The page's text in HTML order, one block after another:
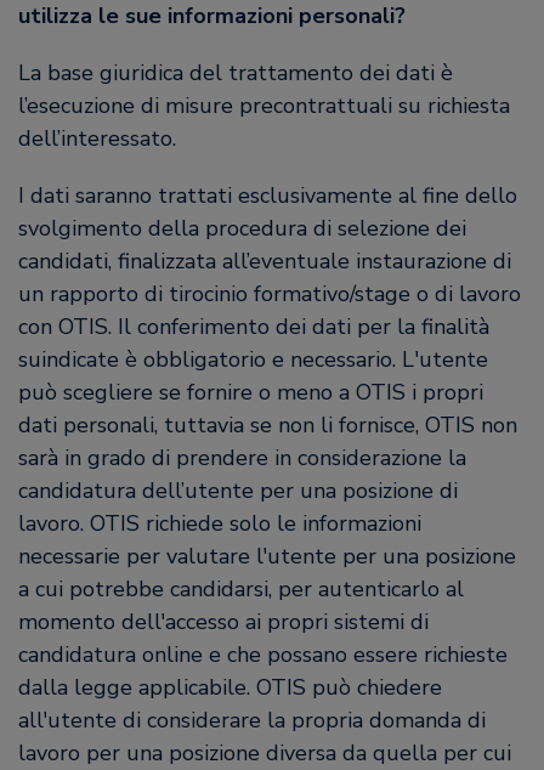
utilizza le sue informazioni personali?
La base giuridica del trattamento dei dati è
l’esecuzione di misure precontrattuali su richiesta
dell’interessato.
I dati saranno trattati esclusivamente al fine dello
svolgimento della procedura di selezione dei
candidati, finalizzata all’eventuale instaurazione di
un rapporto di tirocinio formativo/stage o di lavoro
con OTIS. Il conferimento dei dati per la finalità
suindicate è obbligatorio e necessario. L'utente
può scegliere se fornire o meno a OTIS i propri
dati personali, tuttavia se non li fornisce, OTIS non
sarà in grado di prendere in considerazione la
candidatura dell’utente per una posizione di
lavoro. OTIS richiede solo le informazioni
necessarie per valutare l'utente per una posizione
a cui potrebbe candidarsi, per autenticarlo al
momento dell'accesso ai propri sistemi di
candidatura online e che possano essere richieste
dalla legge applicabile. OTIS può chiedere
all'utente di considerare la propria domanda di
lavoro per una posizione diversa da quella per cui